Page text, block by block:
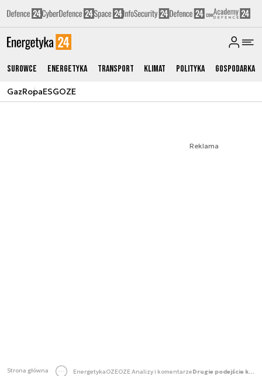
Surowce Energetyka Transport Klimat Polityka Gospodarka
GazRopaESGOZE
Reklama
Strona główna EnergetykaOZEOZE Analizy i komentarze Drugie podejście koalicji do wiatraków. 500 metrów powraca, a 10H do likwidacji